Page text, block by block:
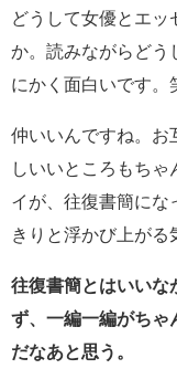
どうして女優とエ
か。読みながらどう
にかく面白いです。
仲いいんですね。お
しいいところもち
イが、往復書簡にな
きりと浮かび上がる
往復書簡とはいいな
ず、 一編一編がちゃ
だなあと思う。